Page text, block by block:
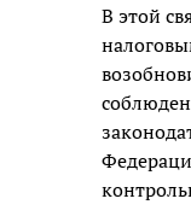
В этой